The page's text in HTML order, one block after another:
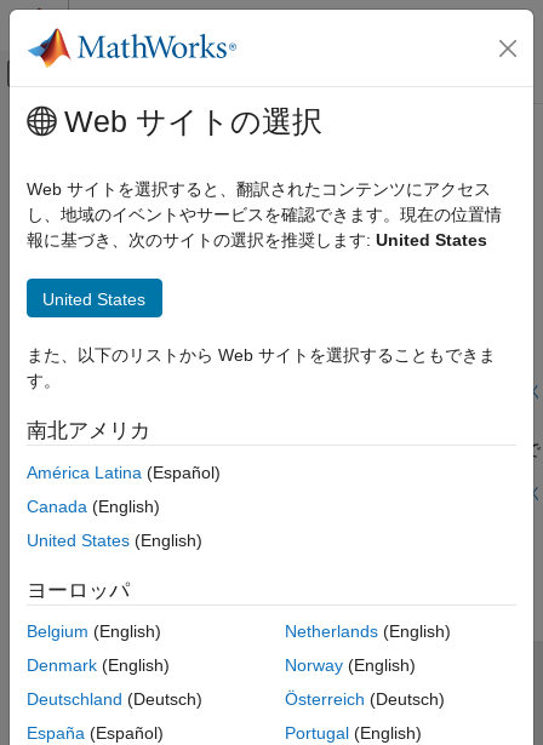
コンテンツへスキップ
オフキャンバス ナビゲーション メ
ドキュメンテーションのホーム
Communications Toolbox
規格準拠のシステム
カテゴリ
3GPP
UWB
ZigBee
MIL-STD-188
FRS/GMRS
ADS-B および AIS
FM
DSSS
メインコンテンツ
NFC
近距離無線通信 (NFC) プロトコル スタックのモデル化
ここに示す例は、NFC の通信リンクを示しています。
注目の例
2 つの近距離無線通信 (NFC) デバイス間の通信をモデル化する。
ライブ スクリプトを開く
2 つの近距離無線通信 (NFC) デバイスのアプリケーション層間で
データを交換する。
ライブ スクリプトを開く
Web サイトの選択
Web サイトを選択すると、翻訳されたコンテンツにアクセス
し、地域のイベントやサービスを確認できます。現在の位置情
報に基づき、次のサイトの選択を推奨します: United States
United States
また、以下のリストから Web サイトを選択することもできま
す。
南北アメリカ
América Latina (Español)
Canada (English)
United States (English)
ヨーロッパ
Belgium (English)
Denmark (English)
Deutschland (Deutsch)
España (Español)
Netherlands(English)
Norway(English)
Österreich (Deutsch)
Portugal(English)
プライバシー ポリシー